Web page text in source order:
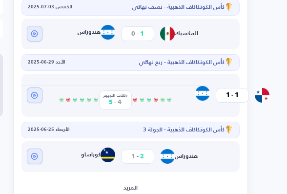
كأس الكونكاكاف الذهبية - نصف نهائي الخميس 03-07-2025
المكسيك 1
-
0 هندوراس
كأس الكونكاكاف الذهبية - ربع نهائي الأحد 29-06-2025
بنما 1
-
1 ركلات الترجيح
4
-
5
كأس الكونكاكاف الذهبية - الجولة 3 الأربعاء 25-06-2025
هندوراس 2
-
1 كوراساو
المزيد